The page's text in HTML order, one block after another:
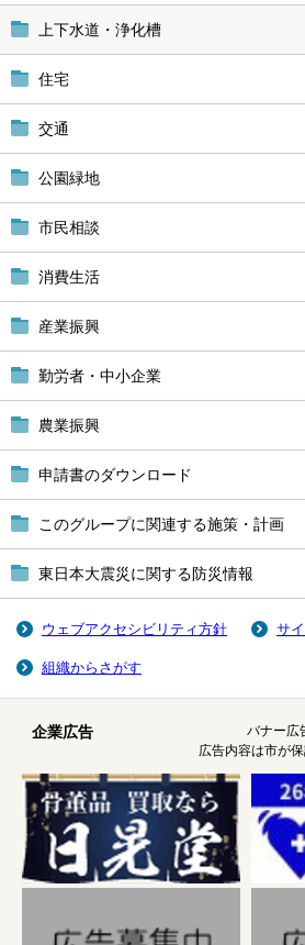
上下水道・浄化槽
住宅
交通
公園緑地
市民相談
消費生活
産業振興
勤労者・中小企業
農業振興
申請書のダウンロード
このグループに関連する施策・計画
東日本大震災に関する防災情報
ウェブアクセシビリティ方針 サ
組織からさがす
企業広告
バナー広
広告内容は市が